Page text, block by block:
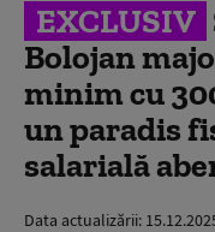
EXCLUSIV
Bolojan
minim cu
un paradis
salarială
Data actualizării: